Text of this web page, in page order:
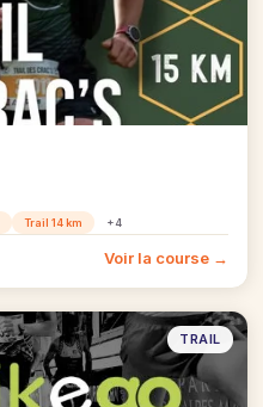
Trail 14 km +4
Voir la course →
TRAIL